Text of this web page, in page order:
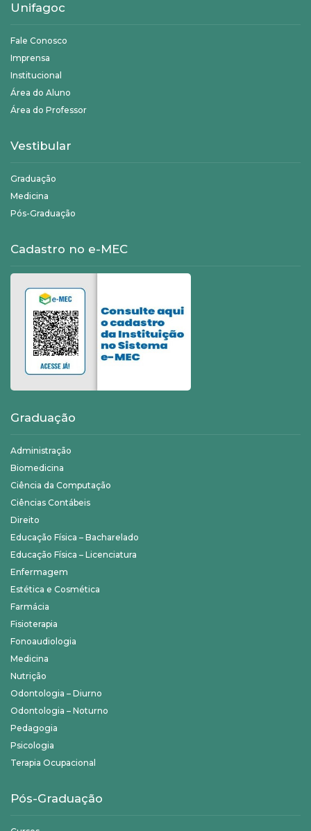
Unifagoc
Fale Conosco
Imprensa
Institucional
Área do Aluno
Área do Professor
Vestibular
Graduação
Medicina
Pós-Graduação
Cadastro no e-MEC
Graduação
Administração
Biomedicina
Ciência da Computação
Ciências Contábeis
Direito
Educação Física – Bacharelado
Educação Física – Licenciatura
Enfermagem
Estética e Cosmética
Farmácia
Fisioterapia
Fonoaudiologia
Medicina
Nutrição
Odontologia – Diurno
Odontologia – Noturno
Pedagogia
Psicologia
Terapia Ocupacional
Pós-Graduação